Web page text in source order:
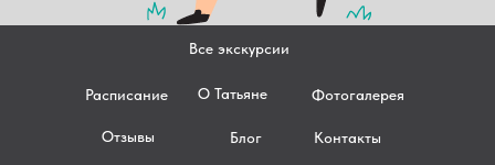
О Татьяне Фотогалерея
Отзывы Контакты
Расписание
Блог
Все экскурсии